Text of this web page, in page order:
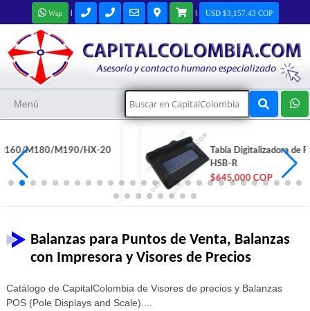
Wsp | | USD $3,157.43 COP
Menú
Tabla Digitalizadora de Firmas Topaz SigLite - T-S-460-
$645,000 COP
Balanzas para Puntos de Venta, Balanzas
con Impresora y Visores de Precios
Catálogo de CapitalColombia de Visores de precios y Balanzas
POS (Pole Displays and Scale)....